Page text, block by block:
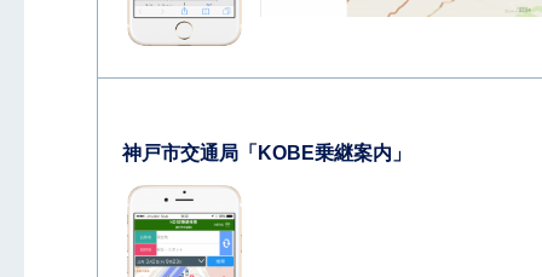
神戸市交通局「KOBE乗継案内」